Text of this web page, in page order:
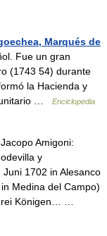
Marqués de
Fue un gran
(1743 54) durante
la Hacienda y
unitario …
Enciclopedia
Amigoni:
y
1702 in Alesanco
Medina del Campo)
Königen… …